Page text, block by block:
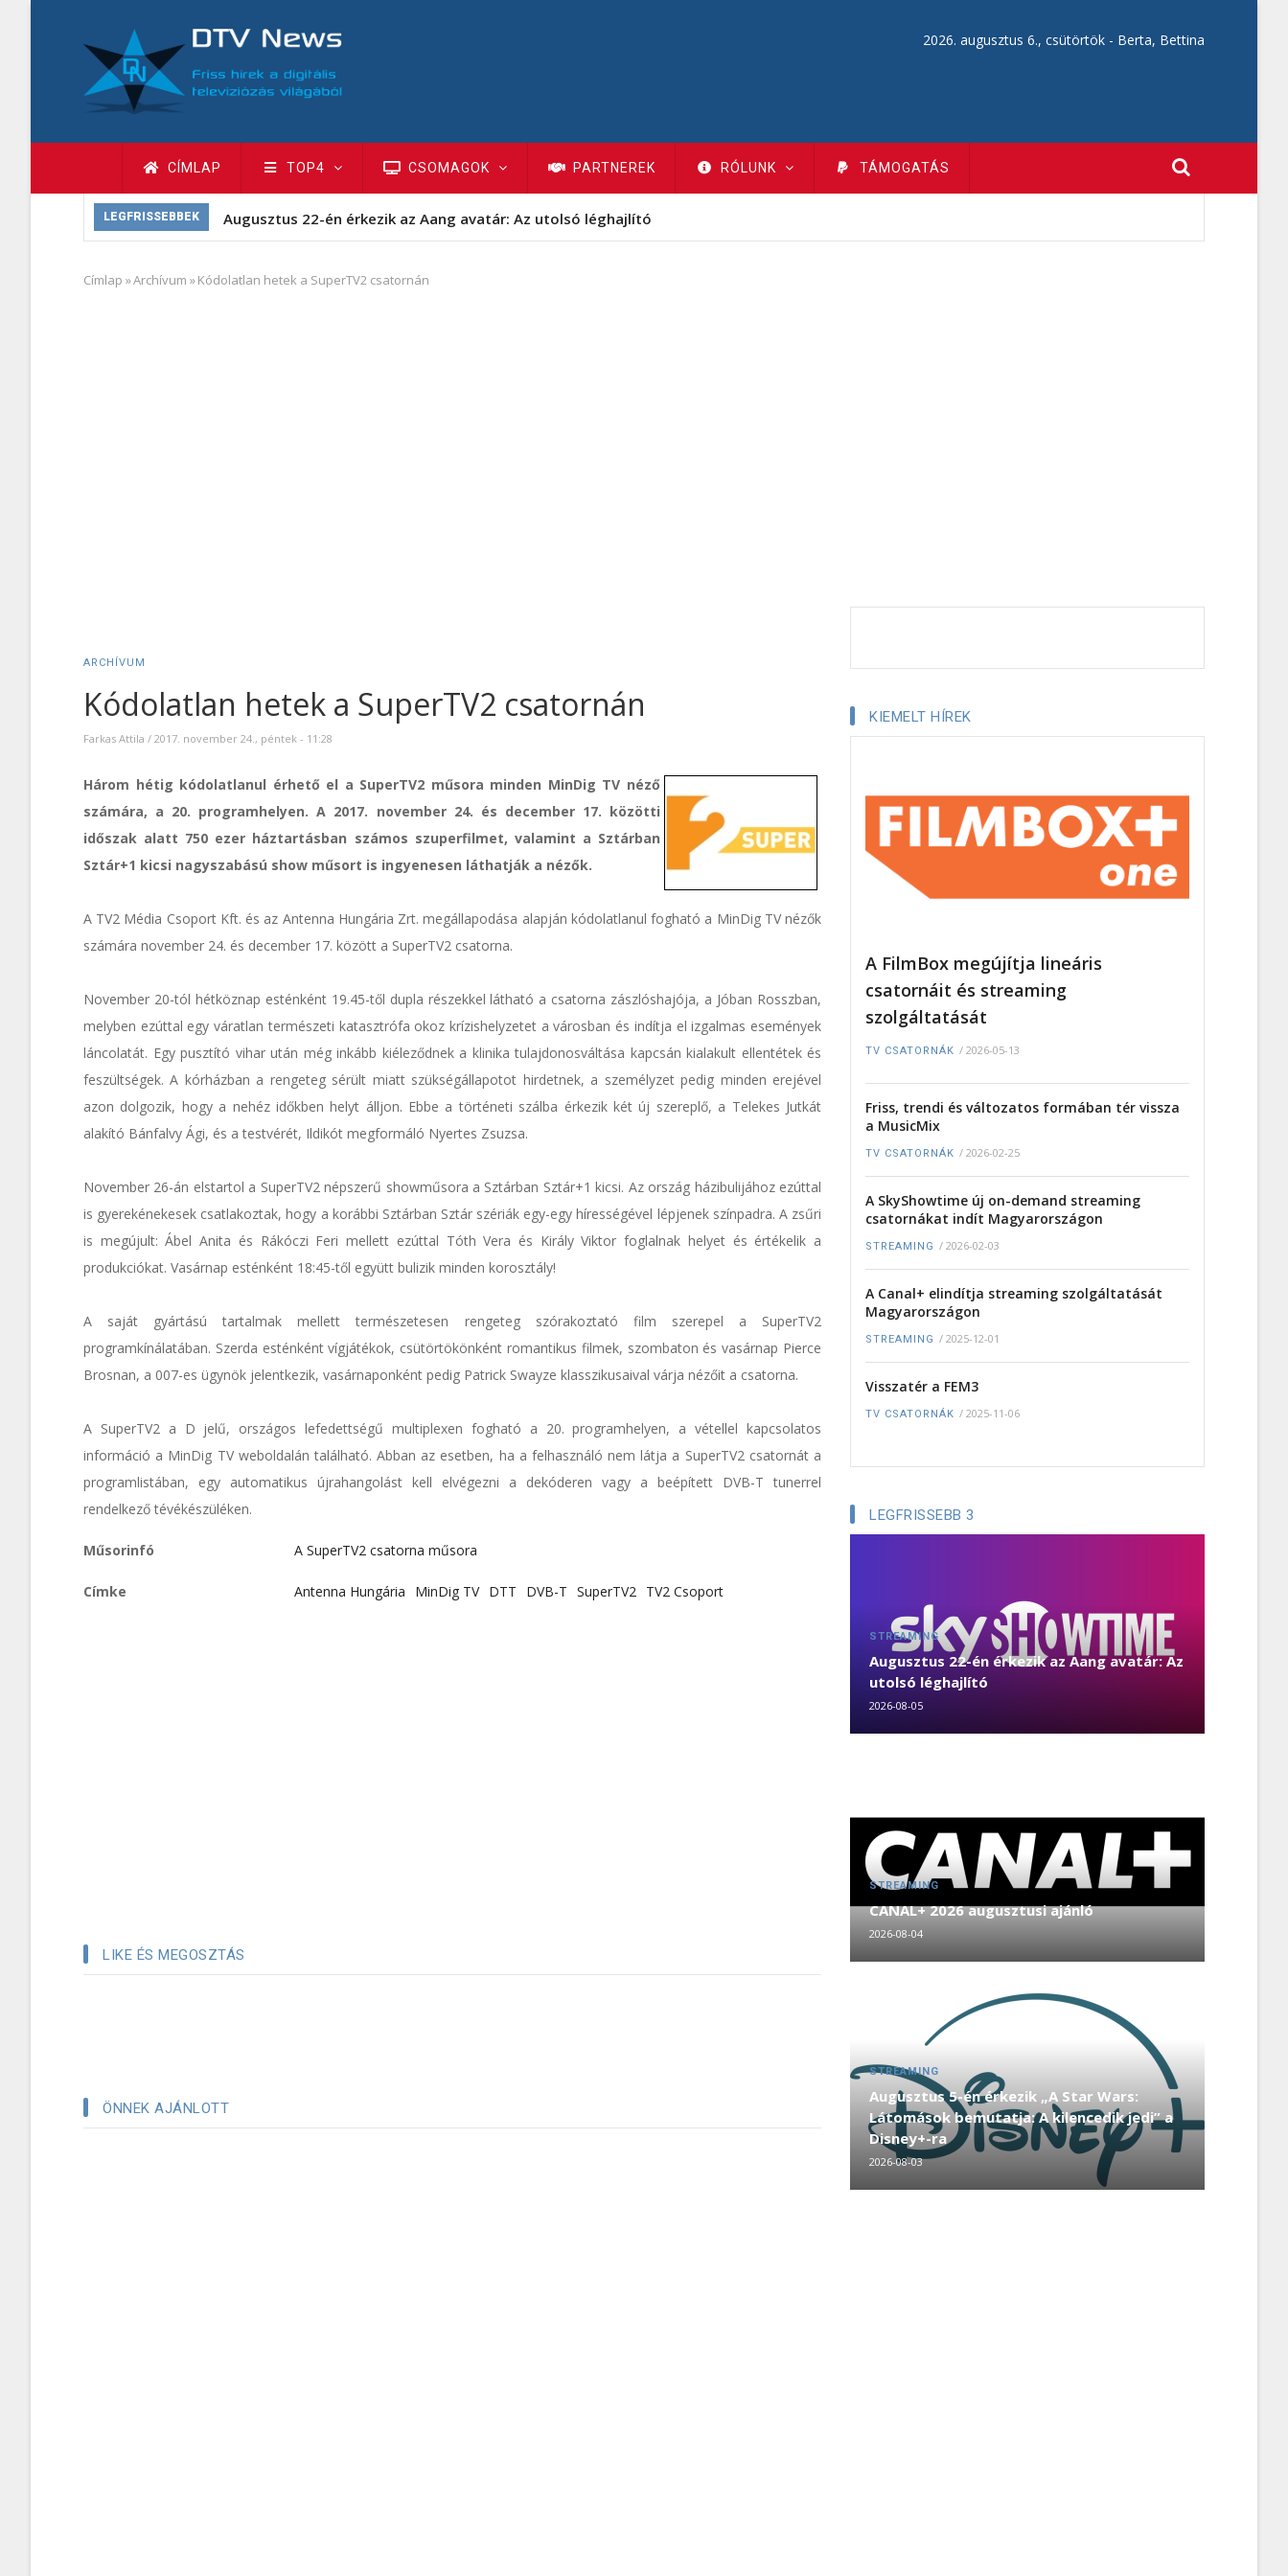
tartalomra
2026. augusztus 6., csütörtök - Berta, Bettina
Fő
navigáció
CÍMLAP TOP4 CSOMAGOK PARTNEREK RÓLUNK TÁMOGATÁS
LEGFRISSEBBEK Augusztus 22-én érkezik az Aang avatár: Az utolsó léghajlító
Morzsa
Címlap »Archívum »Kódolatlan hetek a SuperTV2 csatornán
ARCHÍVUM
Kódolatlan hetek a SuperTV2 csatornán
Farkas Attila / 2017. november 24., péntek - 11:28
Három hétig kódolatlanul érhető el a SuperTV2 műsora minden MinDig TV néző
számára, a 20. programhelyen. A 2017. november 24. és december 17. közötti
időszak alatt 750 ezer háztartásban számos szuperfilmet, valamint a Sztárban
Sztár+1 kicsi nagyszabású show műsort is ingyenesen láthatják a nézők.
A TV2 Média Csoport Kft. és az Antenna Hungária Zrt. megállapodása alapján kódolatlanul fogható a MinDig TV nézők
számára november 24. és december 17. között a SuperTV2 csatorna.
November 20-tól hétköznap esténként 19.45-től dupla részekkel látható a csatorna zászlóshajója, a Jóban Rosszban,
melyben ezúttal egy váratlan természeti katasztrófa okoz krízishelyzetet a városban és indítja el izgalmas események
láncolatát. Egy pusztító vihar után még inkább kiéleződnek a klinika tulajdonosváltása kapcsán kialakult ellentétek és
feszültségek. A kórházban a rengeteg sérült miatt szükségállapotot hirdetnek, a személyzet pedig minden erejével
azon dolgozik, hogy a nehéz időkben helyt álljon. Ebbe a történeti szálba érkezik két új szereplő, a Telekes Jutkát
alakító Bánfalvy Ági, és a testvérét, Ildikót megformáló Nyertes Zsuzsa.
November 26-án elstartol a SuperTV2 népszerű showműsora a Sztárban Sztár+1 kicsi. Az ország házibulijához ezúttal
is gyerekénekesek csatlakoztak, hogy a korábbi Sztárban Sztár szériák egy-egy hírességével lépjenek színpadra. A zsűri
is megújult: Ábel Anita és Rákóczi Feri mellett ezúttal Tóth Vera és Király Viktor foglalnak helyet és értékelik a
produkciókat. Vasárnap esténként 18:45-től együtt bulizik minden korosztály!
A saját gyártású tartalmak mellett természetesen rengeteg szórakoztató film szerepel a SuperTV2
programkínálatában. Szerda esténként vígjátékok, csütörtökönként romantikus filmek, szombaton és vasárnap Pierce
Brosnan, a 007-es ügynök jelentkezik, vasárnaponként pedig Patrick Swayze klasszikusaival várja nézőit a csatorna.
A SuperTV2 a D jelű, országos lefedettségű multiplexen fogható a 20. programhelyen, a vétellel kapcsolatos
információ a MinDig TV weboldalán található. Abban az esetben, ha a felhasználó nem látja a SuperTV2 csatornát a
programlistában, egy automatikus újrahangolást kell elvégezni a dekóderen vagy a beépített DVB-T tunerrel
rendelkező tévékészüléken.
Műsorinfó A SuperTV2 csatorna műsora
Címke Antenna Hungária MinDig TV DTT DVB-T SuperTV2 TV2 Csoport
LIKE ÉS MEGOSZTÁS
ÖNNEK AJÁNLOTT
KIEMELT HÍREK
A FilmBox megújítja lineáris
csatornáit és streaming
szolgáltatását
TV CSATORNÁK / 2026-05-13
Friss, trendi és változatos formában tér vissza
a MusicMix
TV CSATORNÁK / 2026-02-25
A SkyShowtime új on-demand streaming
csatornákat indít Magyarországon
STREAMING / 2026-02-03
A Canal+ elindítja streaming szolgáltatását
Magyarországon
STREAMING / 2025-12-01
Visszatér a FEM3
TV CSATORNÁK / 2025-11-06
LEGFRISSEBB 3
STREAMING
Augusztus 22-én érkezik az Aang avatár: Az
utolsó léghajlító
2026-08-05
STREAMING
CANAL+ 2026 augusztusi ajánló
2026-08-04
STREAMING
Augusztus 5-én érkezik „A Star Wars:
Látomások bemutatja: A kilencedik jedi” a
Disney+-ra
2026-08-03